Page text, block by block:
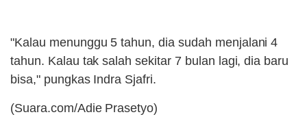
"Kalau menunggu 5 tahun, dia sudah menjalani 4
tahun. Kalau tak salah sekitar 7 bulan lagi, dia baru
bisa," pungkas Indra Sjafri.
(Suara.com/Adie Prasetyo)